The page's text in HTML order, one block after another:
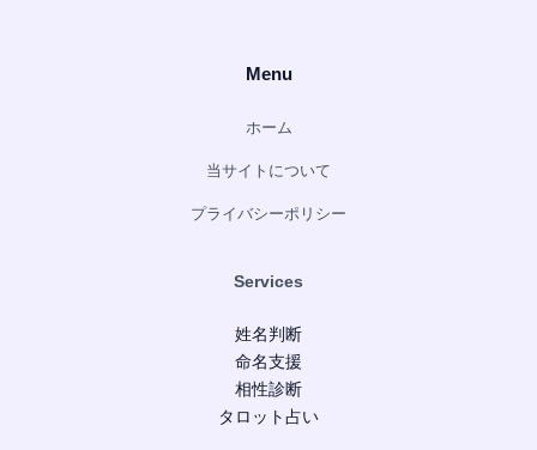
Menu
ホーム
当サイトについて
プライバシーポリシー
Services
姓名判断
命名支援
相性診断
タロット占い